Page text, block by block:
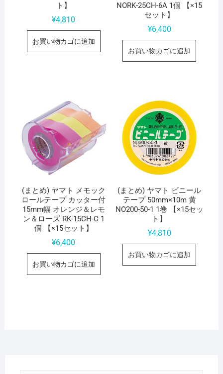
ト】
¥4,810
お買い物カゴに追加
NORK-25CH-6A 1個 【×15
セット】
¥6,400
お買い物カゴに追加
(まとめ) ヤマト メモック
ロールテープ カッター付
15mm幅 オレンジ＆レモ
ン＆ローズ RK-15CH-C 1
個 【×15セット】
¥6,400
お買い物カゴに追加
(まとめ) ヤマト ビニール
テープ 50mm×10m 黄
NO200-50-1 1巻 【×15セッ
ト】
¥4,810
お買い物カゴに追加